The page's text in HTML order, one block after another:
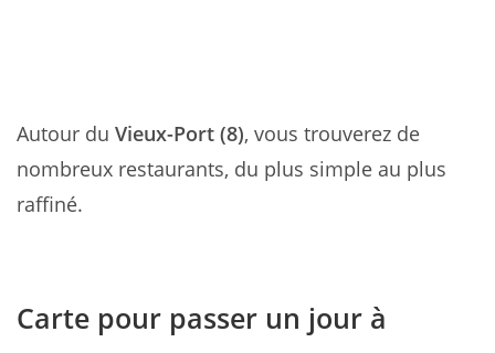
Autour du Vieux-Port (8), vous trouverez de
nombreux restaurants, du plus simple au plus
raffiné.
Carte pour passer un jour à